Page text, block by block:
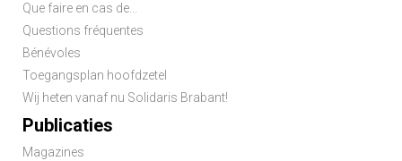
Que faire en cas de...
Questions fréquentes
Bénévoles
Toegangsplan hoofdzetel
Wij heten vanaf nu Solidaris Brabant!
Publicaties
Magazines